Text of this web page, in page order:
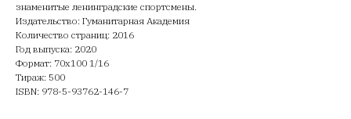
знаменитые ленинградские спортсмены.
Издательство: Гуманитарная Академия
Количество страниц: 2016
Год выпуска: 2020
Формат: 70х100 1/16
Тираж: 500
ISBN: 978-5-93762-146-7